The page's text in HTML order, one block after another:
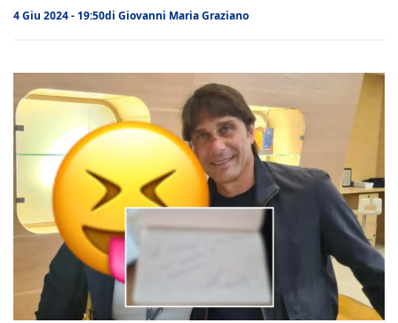
4 Giu 2024 - 19:50di Giovanni Maria Graziano